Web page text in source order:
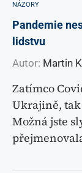
NÁZORY
Pandemie
lidstvu
Autor: Martin
Zatímco
Ukrajině,
Možná jste